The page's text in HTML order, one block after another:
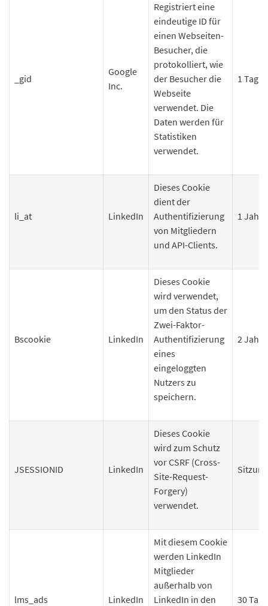
_gid
Google
Inc.
Registriert eine
eindeutige ID für
einen Webseiten-
Besucher, die
protokolliert, wie
der Besucher die
Webseite
verwendet. Die
Daten werden für
Statistiken
verwendet.
1 Tag
li_at LinkedIn
Dieses Cookie
dient der
Authentifizierung
von Mitgliedern
und API-Clients.
1 Jahr
Bscookie LinkedIn
Dieses Cookie
wird verwendet,
um den Status der
Zwei-Faktor-
Authentifizierung
eines
eingeloggten
Nutzers zu
speichern.
2 Jahre
JSESSIONID LinkedIn
Dieses Cookie
wird zum Schutz
vor CSRF (Cross-
Site-Request-
Forgery)
verwendet.
Sitzung
lms_ads LinkedIn
Mit diesem Cookie
werden LinkedIn
Mitglieder
außerhalb von
LinkedIn in den
30 Tage